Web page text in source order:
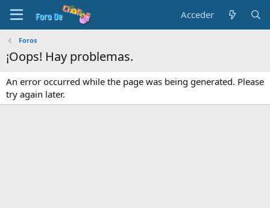
Acceder
Foros
¡Oops! Hay problemas.
An error occurred while the page was being generated. Please
try again later.